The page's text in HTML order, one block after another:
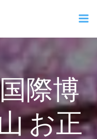
際博
お正